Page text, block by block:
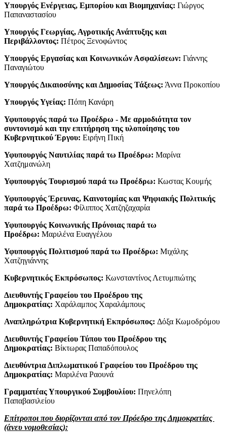
Υπουργός Ενέργειας, Εμπορίου και Βιομηχανίας: Γιώργος
Παπαναστασίου
Υπουργός Γεωργίας, Αγροτικής Ανάπτυξης και
Περιβάλλοντος: Πέτρος Ξενοφώντος
Υπουργός Εργασίας και Κοινωνικών Ασφαλίσεων: Γιάννης
Παναγιώτου
Υπουργός Δικαιοσύνης και Δημοσίας Τάξεως: Άννα Προκοπίου
Υπουργός Υγείας: Πόπη Κανάρη
Υφυπουργός παρά τω Προέδρω - Με αρμοδιότητα τον
συντονισμό και την επιτήρηση της υλοποίησης του
Κυβερνητικού Έργου: Ειρήνη Πική
Υφυπουργός Ναυτιλίας παρά τω Προέδρω: Μαρίνα
Χατζημανώλη
Υφυπουργός Τουρισμού παρά τω Προέδρω: Κωστας Κουμής
Υφυπουργός Έρευνας, Καινοτομίας και Ψηφιακής Πολιτικής
παρά τω Προέδρω: Φίλιππος Χατζηζαχαρία
Υφυπουργός Κοινωνικής Πρόνοιας παρά τω
Προέδρω: Μαριλένα Ευαγγέλου
Υφυπουργός Πολιτισμού παρά τω Προέδρω: Μιχάλης
Χατζηγιάννης
Κυβερνητικός Εκπρόσωπος: Κωνσταντίνος Λετυμπιώτης
Διευθυντής Γραφείου του Προέδρου της
Δημοκρατίας: Χαράλαμπος Χαραλάμπους
Αναπληρώτρια Κυβερνητική Εκπρόσωπος: Δόξα Κωμοδρόμου
Διευθυντής Γραφείου Τύπου του Προέδρου της
Δημοκρατίας: Βίκτωρας Παπαδόπουλος
Διευθύντρια Διπλωματικού Γραφείου του Προέδρου της
Δημοκρατίας: Μαριλένα Ραουνά
Γραμματέας Υπουργικού Συμβουλίου: Πηνελόπη
Παπαβασιλείου
Επίτροποι που διορίζονται από τον Πρόεδρο της Δημοκρατίας
(άνευ νομοθεσίας):